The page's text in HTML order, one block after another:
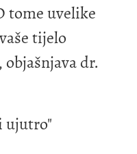
tome uvelike
tijelo
dr.
ujutro"